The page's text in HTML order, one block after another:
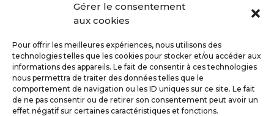
Gérer le consentement
aux cookies
Pour offrir les meilleures expériences, nous utilisons des
technologies telles que les cookies pour stocker et/ou accéder aux
informations des appareils. Le fait de consentir à ces technologies
nous permettra de traiter des données telles que le
comportement de navigation ou les ID uniques sur ce site. Le fait
de ne pas consentir ou de retirer son consentement peut avoir un
effet négatif sur certaines caractéristiques et fonctions.
albi@degriffmicro.com
16 Avenue de Garban 81990 Puygouzon
Suivez-nous